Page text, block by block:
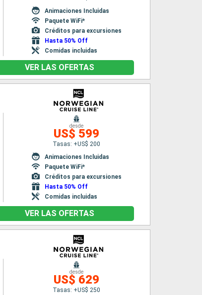
Animaciones Incluidas
Paquete WiFi*
Créditos para excursiones
Hasta 50% Off
Comidas incluidas
VER LAS OFERTAS
desde
US$ 599
Tasas: +US$ 200
Animaciones Incluidas
Paquete WiFi*
Créditos para excursiones
Hasta 50% Off
Comidas incluidas
VER LAS OFERTAS
desde
US$ 629
Tasas: +US$ 250